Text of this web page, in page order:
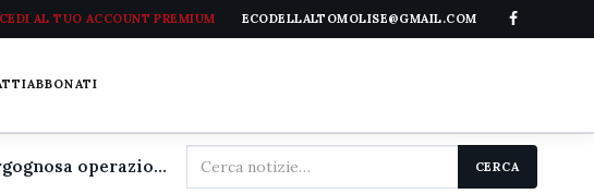
AL TUO ACCOUNT PREMIUM ECODELLALTOMOLISE@GMAIL.COM
ABBONATI
Riattivazione sale operatorie al Caracciolo, Greco: "Una vergognosa operazione di propaganda"
Cerca
nel
CERCA